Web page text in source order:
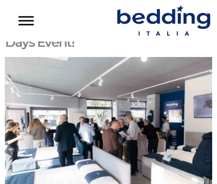
Uncategorized
Rivivi con noi i momenti dei Blue
Days Event!